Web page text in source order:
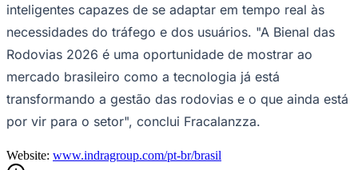
inteligentes capazes de se adaptar em tempo real às
necessidades do tráfego e dos usuários. "A Bienal das
Rodovias 2026 é uma oportunidade de mostrar ao
mercado brasileiro como a tecnologia já está
transformando a gestão das rodovias e o que ainda está
por vir para o setor", conclui Fracalanzza.
Website: www.indragroup.com/pt-br/brasil